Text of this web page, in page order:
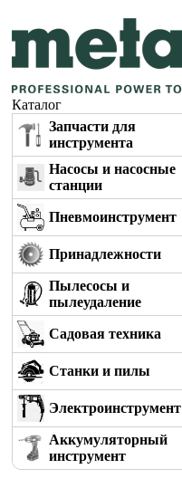
Каталог
Запчасти для
инструмента
Насосы и насосные
станции
Пневмоинструмент
Принадлежности
Пылесосы и
пылеудаление
Садовая техника
Станки и пилы
Электроинструмент
Аккумуляторный
инструмент